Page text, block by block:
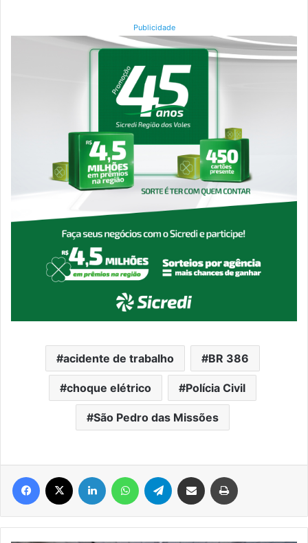
Publicidade
acidente de trabalho BR 386
choque elétrico Polícia Civil
São Pedro das Missões
Facebook Linkedin WhatsAppTelegram Compartilhar via e-mail